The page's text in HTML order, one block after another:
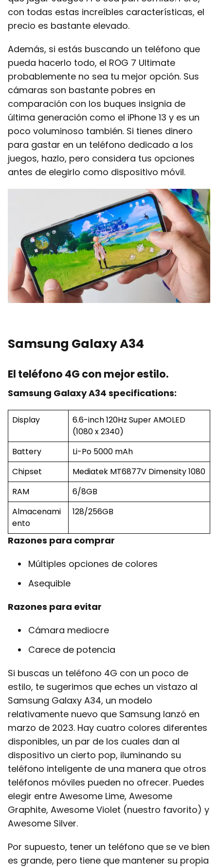
con todas estas increíbles características, el
precio es bastante elevado.
Además, si estás buscando un teléfono que
pueda hacerlo todo, el ROG 7 Ultimate
probablemente no sea tu mejor opción. Sus
cámaras son bastante pobres en
comparación con los buques insignia de
última generación como el iPhone 13 y es un
poco voluminoso también. Si tienes dinero
para gastar en un teléfono dedicado a los
juegos, hazlo, pero considera tus opciones
antes de elegirlo como dispositivo móvil.
Samsung Galaxy A34
El teléfono 4G con mejor estilo.
Samsung Galaxy A34 specifications:
Display
6.6-inch 120Hz Super AMOLED
(1080 x 2340)
Battery
Li-Po 5000 mAh
Chipset
Mediatek MT6877V Dimensity 1080
RAM
6/8GB
Almacenami
ento
128/256GB
Razones para comprar
Múltiples opciones de colores
Asequible
Razones para evitar
Cámara mediocre
Carece de potencia
Si buscas un teléfono 4G con un poco de
estilo, te sugerimos que eches un vistazo al
Samsung Galaxy A34, un modelo
relativamente nuevo que Samsung lanzó en
marzo de 2023. Hay cuatro colores diferentes
disponibles, un par de los cuales dan al
dispositivo un cierto pop, iluminando su
teléfono inteligente de una manera que otros
teléfonos móviles pueden no ofrecer. Puedes
elegir entre Awesome Lime, Awesome
Graphite, Awesome Violet (nuestro favorito) y
Awesome Silver.
Por supuesto, tener un teléfono que se ve bien
es grande, pero tiene que mantener su propia